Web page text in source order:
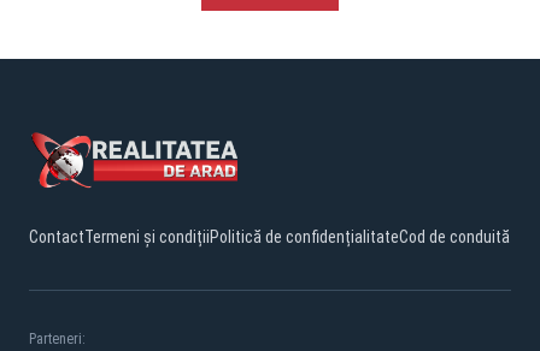
ContactTermeni și condițiiPolitică de confidențialitateCod de conduită
Parteneri: